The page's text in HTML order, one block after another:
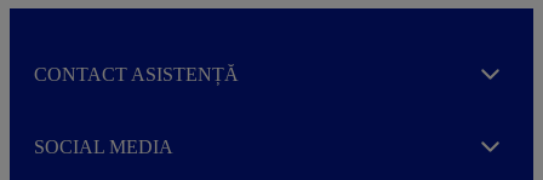
CONTACT ASISTENȚĂ Expand
SOCIAL MEDIA Expand